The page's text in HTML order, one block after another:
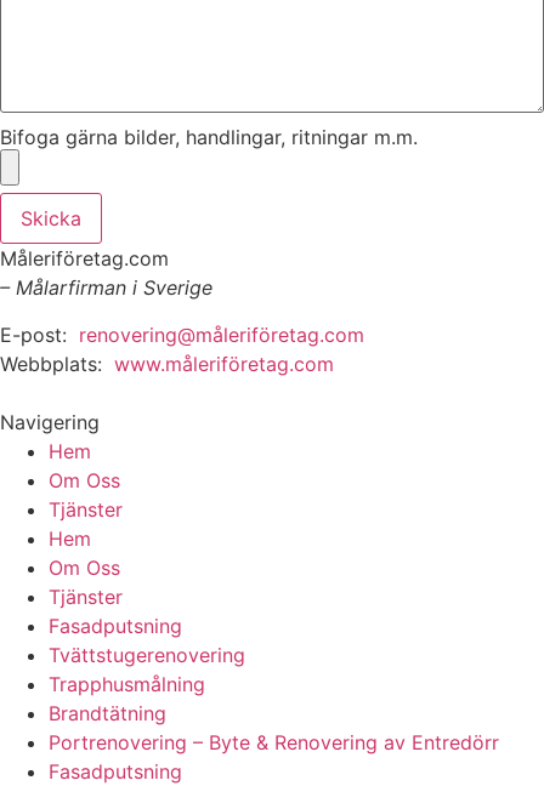
Bifoga gärna bilder, handlingar, ritningar m.m.
Skicka
Måleriföretag.com
– Målarfirman i Sverige
E-post: renovering@måleriföretag.com
Webbplats: www.måleriföretag.com
Navigering
Hem
Om Oss
Tjänster
Hem
Om Oss
Tjänster
Fasadputsning
Tvättstugerenovering
Trapphusmålning
Brandtätning
Portrenovering – Byte & Renovering av Entredörr
Fasadputsning